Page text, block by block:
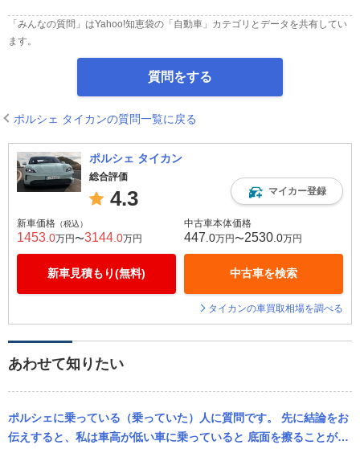
「みんなの質問」はYahoo!知恵袋の「自動車」カテゴリとデータを共有してい
ます。
質問をする
ポルシェ タイカンの質問一覧に戻る
ポルシェ タイカン
総合評価
4.3 マイカー登録
新車価格 （税込）
1453 .0万円〜3144 .0万円
新車見積もり(無料)
中古車本体価格
447 .0万円〜2530 .0万円
中古車を検索
タイカンの車買取相場を調べる
あわせて知りたい
ポルシェに乗っている（乗っていた）人に質問です。 先に結論をお
伝えすると、私は車高が低い車に乗っていると 底面を擦ることがあ